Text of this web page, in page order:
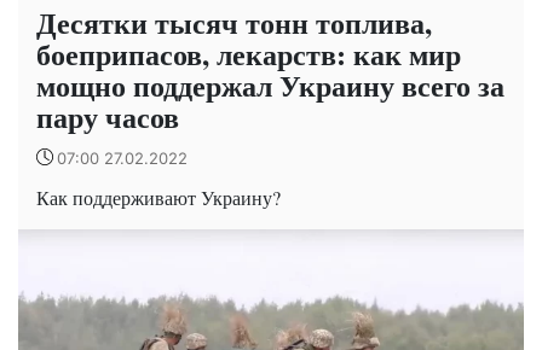
Десятки тысяч тонн топлива,
боеприпасов, лекарств: как мир
мощно поддержал Украину всего за
пару часов
07:00 27.02.2022
Как поддерживают Украину?